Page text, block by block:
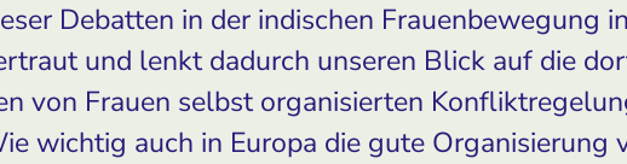
Debatten in der indischen Frauenbewegung
und lenkt dadurch unseren Blick auf die
von Frauen selbst organisierten
wichtig auch in Europa die gute Organisierung